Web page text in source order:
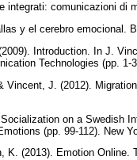
integrati: comunicazioni
y el cerebro emocional.
Introduction. In J.
Technologies (pp.
Vincent, J. (2012).
on a Swedish
(pp. 99-112). New
K. (2013). Emotion